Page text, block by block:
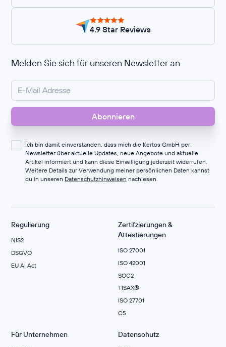
4.9 Star Reviews
Melden Sie sich für unseren Newsletter an
Ich bin damit einverstanden, dass mich die Kertos GmbH per
Newsletter über aktuelle Updates, neue Angebote und aktuelle
Artikel informiert und kann diese Einwilligung jederzeit widerrufen.
Weitere Details zur Verwendung meiner persönlichen Daten kannst
du in unseren Datenschutzhinweisen nachlesen.
Regulierung
NIS2
DSGVO
EU AI Act
Zertifzierungen &
Attestierungen
ISO 27001
ISO 42001
SOC2
TISAX®
ISO 27701
C5
Für Unternehmen Datenschutz